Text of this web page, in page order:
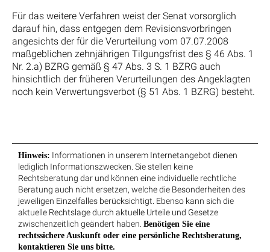
Für das weitere Verfahren weist der Senat vorsorglich
darauf hin, dass entgegen dem Revisionsvorbringen
angesichts der für die Verurteilung vom 07.07.2008
maßgeblichen zehnjährigen Tilgungsfrist des § 46 Abs. 1
Nr. 2.a) BZRG gemäß § 47 Abs. 3 S. 1 BZRG auch
hinsichtlich der früheren Verurteilungen des Angeklagten
noch kein Verwertungsverbot (§ 51 Abs. 1 BZRG) besteht.
Hinweis: Informationen in unserem Internetangebot dienen
lediglich Informationszwecken. Sie stellen keine
Rechtsberatung dar und können eine individuelle rechtliche
Beratung auch nicht ersetzen, welche die Besonderheiten des
jeweiligen Einzelfalles berücksichtigt. Ebenso kann sich die
aktuelle Rechtslage durch aktuelle Urteile und Gesetze
zwischenzeitlich geändert haben. Benötigen Sie eine
rechtssichere Auskunft oder eine persönliche Rechtsberatung,
kontaktieren Sie uns bitte.